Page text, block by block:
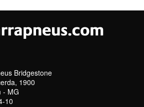
Bridgestone
1900
- MG
10